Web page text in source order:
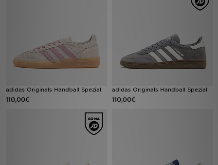
adidas Originals Handball Spezial
110,00€
adidas Originals Handball Spezial
110,00€
MENSAGENS
MY JD
BLOG
ESTADO DO TEU PEDIDO